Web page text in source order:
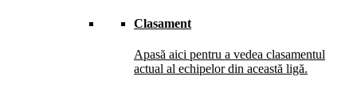
Clasament
Apasă aici pentru a vedea clasamentul
actual al echipelor din această ligă.